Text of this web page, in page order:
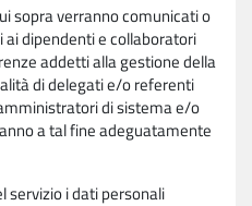
sopra verranno comunicati o
dipendenti e collaboratori
addetti alla gestione della
di delegati e/o referenti
di sistema e/o
a tal fine adeguatamente
servizio i dati personali